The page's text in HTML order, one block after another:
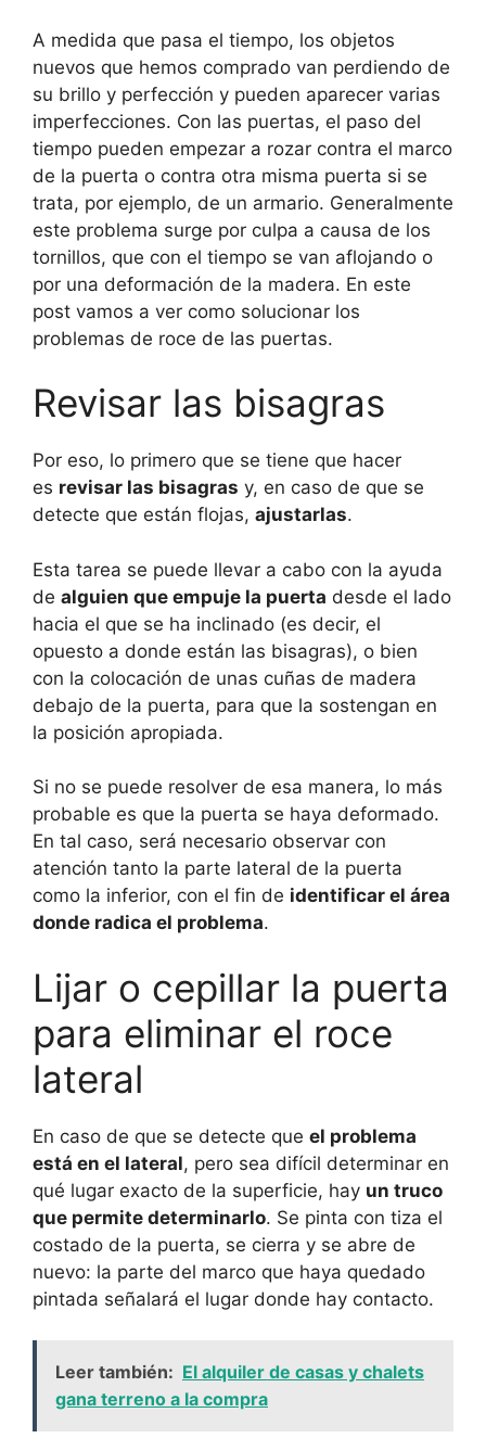
A medida que pasa el tiempo, los objetos
nuevos que hemos comprado van perdiendo de
su brillo y perfección y pueden aparecer varias
imperfecciones. Con las puertas, el paso del
tiempo pueden empezar a rozar contra el marco
de la puerta o contra otra misma puerta si se
trata, por ejemplo, de un armario. Generalmente
este problema surge por culpa a causa de los
tornillos, que con el tiempo se van aflojando o
por una deformación de la madera. En este
post vamos a ver como solucionar los
problemas de roce de las puertas.
Revisar las bisagras
Por eso, lo primero que se tiene que hacer
es revisar las bisagras y, en caso de que se
detecte que están flojas, ajustarlas.
Esta tarea se puede llevar a cabo con la ayuda
de alguien que empuje la puerta desde el lado
hacia el que se ha inclinado (es decir, el
opuesto a donde están las bisagras), o bien
con la colocación de unas cuñas de madera
debajo de la puerta, para que la sostengan en
la posición apropiada.
Si no se puede resolver de esa manera, lo más
probable es que la puerta se haya deformado.
En tal caso, será necesario observar con
atención tanto la parte lateral de la puerta
como la inferior, con el fin de identificar el área
donde radica el problema.
Lijar o cepillar la puerta
para eliminar el roce
lateral
En caso de que se detecte que el problema
está en el lateral, pero sea difícil determinar en
qué lugar exacto de la superficie, hay un truco
que permite determinarlo. Se pinta con tiza el
costado de la puerta, se cierra y se abre de
nuevo: la parte del marco que haya quedado
pintada señalará el lugar donde hay contacto.
Leer también: El alquiler de casas y chalets
gana terreno a la compra